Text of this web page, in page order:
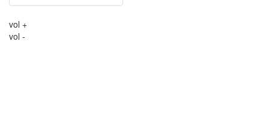
vol +
vol -